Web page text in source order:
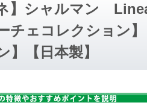
】シャルマン
チェコレクション
【日本製】